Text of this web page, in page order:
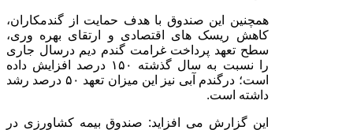
همچنین این صندوق با هدف حمایت از گندمکاران،
کاهش ریسک های اقتصادی و ارتقای بهره وری،
سطح تعهد پرداخت غرامت گندم دیم درسال جاری
را نسبت به سال گذشته ۱۵۰ درصد افزایش داده
است؛ درگندم آبی نیز این میزان تعهد ۵۰ درصد رشد
داشته است.
این گزارش می افزاید: صندوق بیمه کشاورزی در